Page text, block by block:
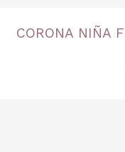
CORONA NIÑA